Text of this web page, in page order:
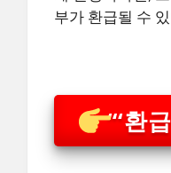
부가 환급될 수
“‘환